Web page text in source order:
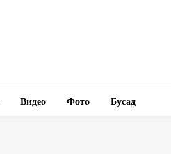
Видео Фото Бусад